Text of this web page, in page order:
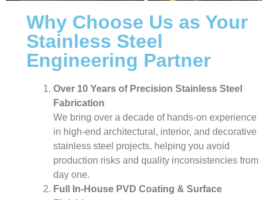
Why Choose Us as Your
Stainless Steel
Engineering Partner
Over 10 Years of Precision Stainless Steel
Fabrication
We bring over a decade of hands-on experience
in high-end architectural, interior, and decorative
stainless steel projects, helping you avoid
production risks and quality inconsistencies from
day one.
Full In-House PVD Coating & Surface